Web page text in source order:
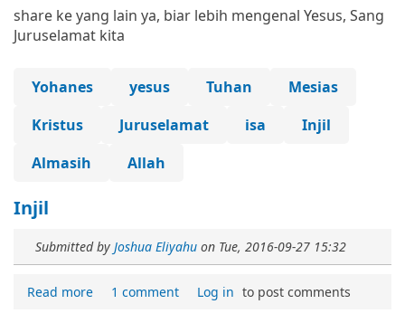
share ke yang lain ya, biar lebih mengenal Yesus, Sang
Juruselamat kita
Yohanes yesus Tuhan
Mesias
Kristus
Juruselamat isa
Injil
Almasih
Allah
Injil
Submitted by Joshua Eliyahu on Tue, 2016-09-27 15:32
Read more 1 comment Log in to post comments